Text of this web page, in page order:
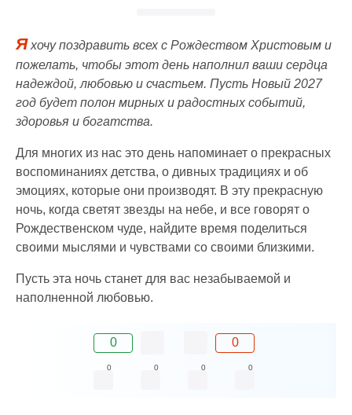
Яхочу поздравить всех с Рождеством Христовым и
пожелать, чтобы этот день наполнил ваши сердца
надеждой, любовью и счастьем. Пусть Новый 2027
год будет полон мирных и радостных событий,
здоровья и богатства.
Для многих из нас это день напоминает о прекрасных
воспоминаниях детства, о дивных традициях и об
эмоциях, которые они производят. В эту прекрасную
ночь, когда светят звезды на небе, и все говорят о
Рождественском чуде, найдите время поделиться
своими мыслями и чувствами со своими близкими.
Пусть эта ночь станет для вас незабываемой и
наполненной любовью.
0 0
0 0 0 0